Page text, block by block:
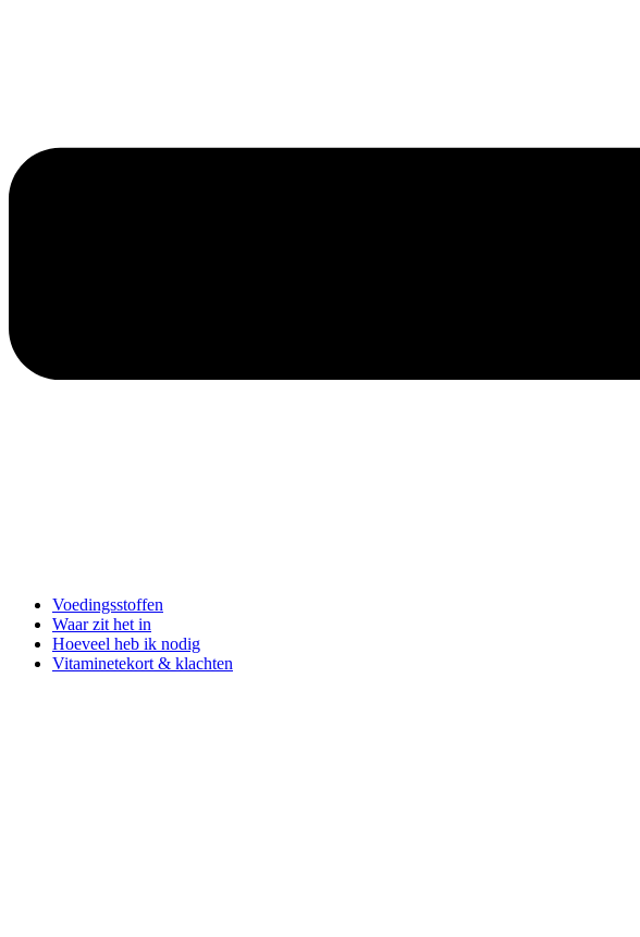
Voedingsstoffen
Waar zit het in
Hoeveel heb ik nodig
Vitaminetekort & klachten